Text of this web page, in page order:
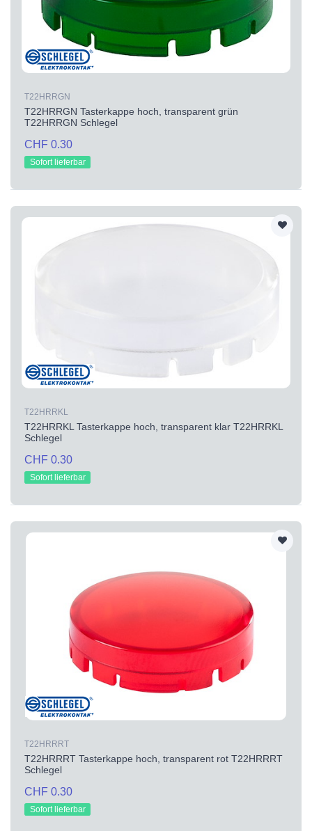
T22HRRGN
T22HRRGN Tasterkappe hoch, transparent grün
T22HRRGN Schlegel
CHF 0.30
Sofort lieferbar
T22HRRKL
T22HRRKL Tasterkappe hoch, transparent klar T22HRRKL
Schlegel
CHF 0.30
Sofort lieferbar
T22HRRRT
T22HRRRT Tasterkappe hoch, transparent rot T22HRRRT
Schlegel
CHF 0.30
Sofort lieferbar